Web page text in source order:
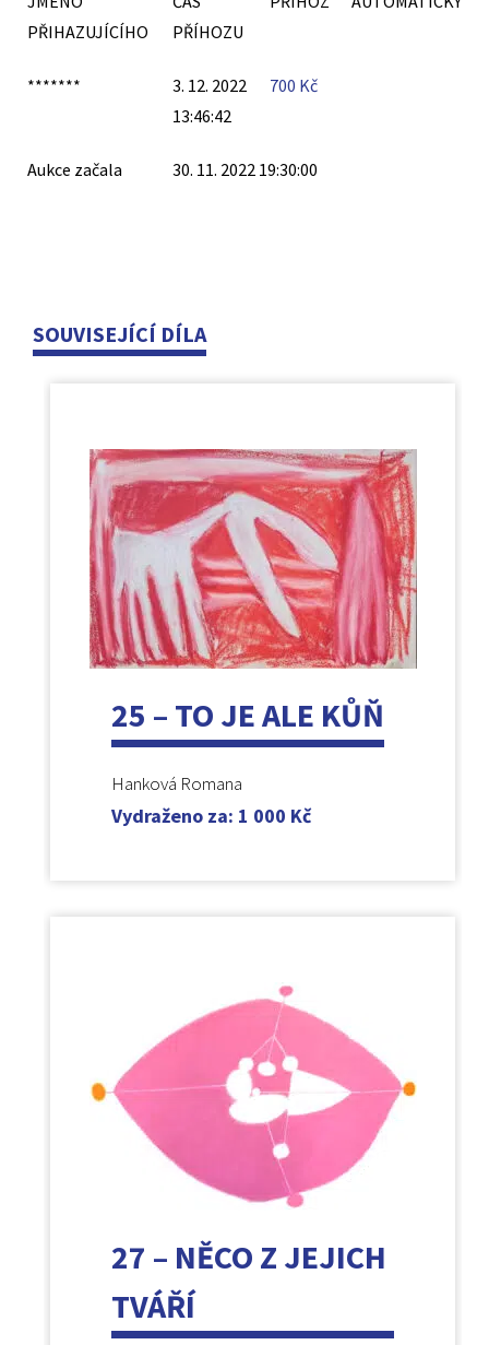
PŘIHAZUJÍCÍHO
PŘÍHOZU
*******
3. 12. 2022
13:46:42
700 Kč
Aukce začala 30. 11. 2022 19:30:00
SOUVISEJÍCÍ DÍLA
25 – TO JE ALE KŮŇ
Hanková Romana
Vydraženo za: 1 000 Kč
27 – NĚCO Z JEJICH
TVÁŘÍ